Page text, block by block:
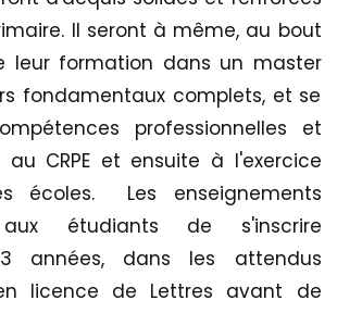
Il seront à même, au bout
leur formation dans un master
fondamentaux complets, et se
professionnelles et
CRPE et ensuite à l'exercice
écoles. Les enseignements
aux étudiants de s'inscrire
années, dans les attendus
licence de Lettres avant de